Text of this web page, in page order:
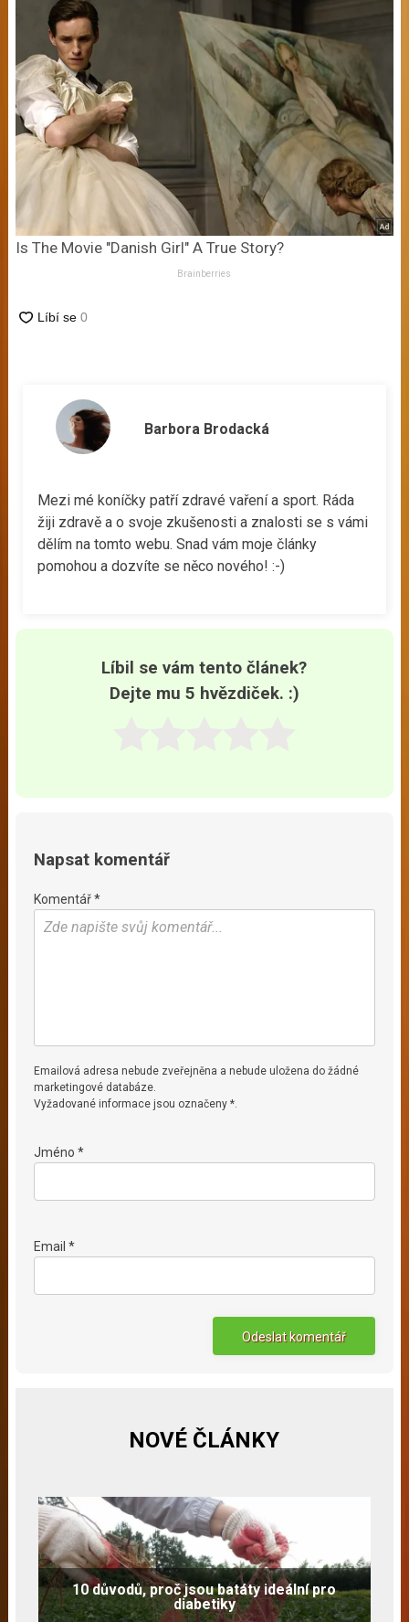
Is The Movie "Danish Girl" A True Story?
Brainberries
Barbora Brodacká
Mezi mé koníčky patří zdravé vaření a sport. Ráda
žiji zdravě a o svoje zkušenosti a znalosti se s vámi
dělím na tomto webu. Snad vám moje články
pomohou a dozvíte se něco nového! :-)
Líbil se vám tento článek?
Dejte mu 5 hvězdiček. :)
Napsat komentář
Komentář *
Emailová adresa nebude zveřejněna a nebude uložena do žádné
marketingové databáze.
Vyžadované informace jsou označeny *.
Jméno *
Email *
NOVÉ ČLÁNKY
10 důvodů, proč jsou batáty ideální pro
diabetiky